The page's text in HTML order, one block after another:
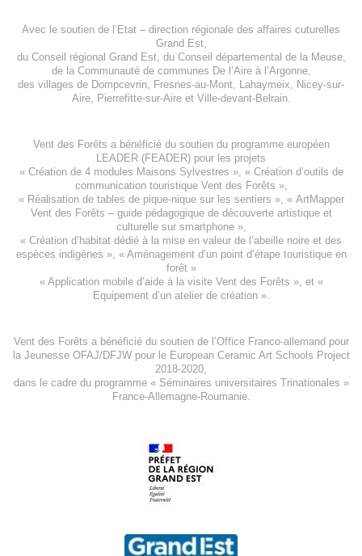
Avec le soutien de l’Etat – direction régionale des affaires cuturelles
Grand Est,
du Conseil régional Grand Est, du Conseil départemental de la Meuse,
de la Communauté de communes De l’Aire à l’Argonne,
des villages de Dompcevrin Fresnes-au-Mont Lahaymeix
Nicey-sur-
Aire, Pierrefitte-sur-Aireet Ville-devant-Belrain.
Vent des Forêts a bénéficié du soutien du programme européen
LEADER (FEADER) pour les projets
« Création de 4 modules Maisons Sylvestres », « Création d’outils de
communication touristique Vent des Forêts »,
« Réalisation de tables de pique-nique sur les sentiers », « ArtMapper
Vent des Forêts – guide pédagogique de découverte artistique et
culturelle sur smartphone »,
« Création d’habitat dédié à la mise en valeur de l’abeille noire et des
espèces indigènes », « Aménagement d’un point d’étape touristique en
forêt»
« Application mobile d’aide à la visite Vent des Forêts », et «
Equipement d’un atelier de création».
Vent des Forêts a bénéficié du soutien de l’Office Franco-allemand pour
la Jeunesse OFAJ/DFJWpour leEuropean Ceramic Art Schools Project
2018-2020
dans le cadre du programme « Séminaires universitaires Trinationales »
France-Allemagne-Roumanie.